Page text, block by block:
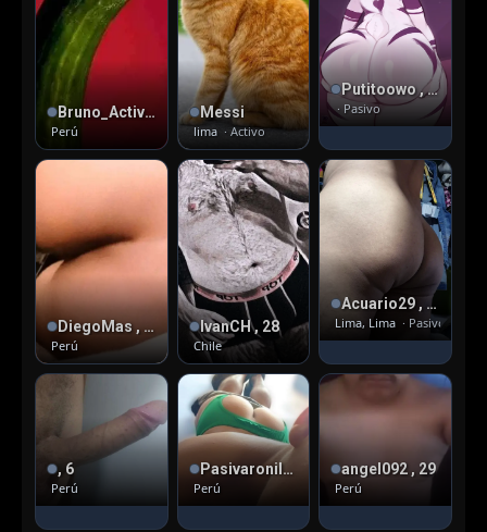
Bruno_Activo , 30
Perú
Messi
lima · Activo
Putitoowo , 18
· Pasivo
DiegoMas , 38
Perú
IvanCH , 28
Chile
Acuario29 , 45
Lima, Lima · Pasivo
, 6
Perú
Pasivaronil90 , 32
Perú
angel092 , 29
Perú